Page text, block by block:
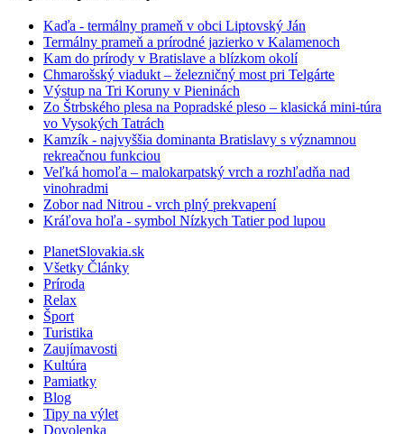
Kaďa - termálny prameň v obci Liptovský Ján
Termálny prameň a prírodné jazierko v Kalamenoch
Kam do prírody v Bratislave a blízkom okolí
Chmarošský viadukt – železničný most pri Telgárte
Výstup na Tri Koruny v Pieninách
Zo Štrbského plesa na Popradské pleso – klasická mini-túra
vo Vysokých Tatrách
Kamzík - najvyššia dominanta Bratislavy s významnou
rekreačnou funkciou
Veľká homoľa – malokarpatský vrch a rozhľadňa nad
vinohradmi
Zobor nad Nitrou - vrch plný prekvapení
Kráľova hoľa - symbol Nízkych Tatier pod lupou
PlanetSlovakia.sk
Všetky Články
Príroda
Relax
Šport
Turistika
Zaujímavosti
Kultúra
Pamiatky
Blog
Tipy na výlet
Dovolenka